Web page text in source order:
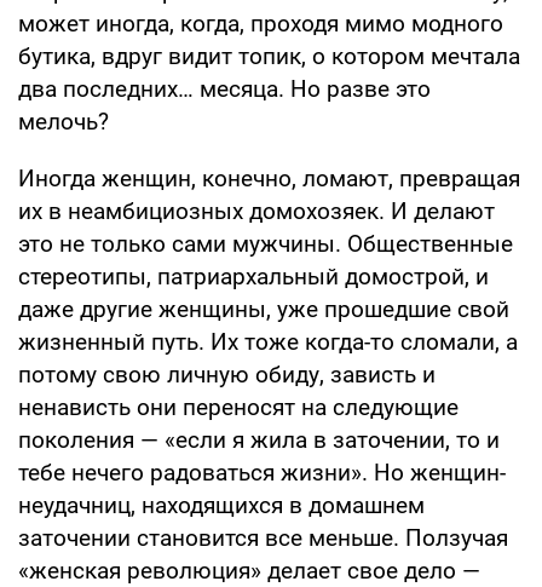
может иногда, когда, проходя мимо модного
бутика, вдруг видит топик, о котором мечтала
два последних… месяца. Но разве это
мелочь?
Иногда женщин, конечно, ломают, превращая
их в неамбициозных домохозяек. И делают
это не только сами мужчины. Общественные
стереотипы, патриархальный домострой, и
даже другие женщины, уже прошедшие свой
жизненный путь. Их тоже когда-то сломали, а
потому свою личную обиду, зависть и
ненависть они переносят на следующие
поколения — «если я жила в заточении, то и
тебе нечего радоваться жизни». Но женщин-
неудачниц, находящихся в домашнем
заточении становится все меньше. Ползучая
«женская революция» делает свое дело —